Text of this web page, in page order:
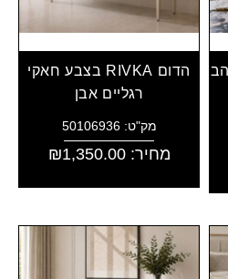
הדום RIVKA בצבע חאקי
רגליים אבן
מק"ט: 50106936
מחיר: ₪1,350.00